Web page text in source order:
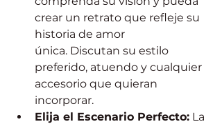
crear un retrato que refleje su
historia de amor
única. Discutan su estilo
preferido, atuendo y cualquier
accesorio que quieran
incorporar.
Elija el Escenario Perfecto: La